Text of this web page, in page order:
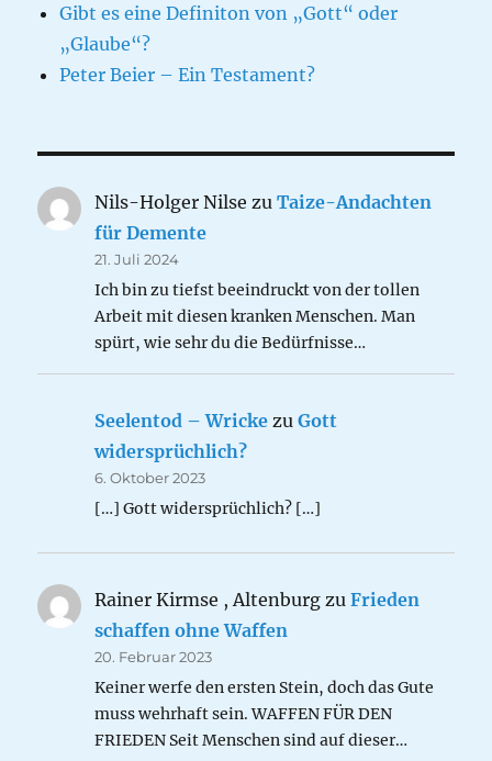
Gibt es eine Definiton von „Gott“ oder
„Glaube“?
Peter Beier – Ein Testament?
Nils-Holger Nilse zuTaize-Andachten
für Demente
21. Juli 2024
Ich bin zu tiefst beeindruckt von der tollen
Arbeit mit diesen kranken Menschen. Man
spürt, wie sehr du die Bedürfnisse…
Seelentod – Wricke zuGott
widersprüchlich?
6. Oktober 2023
[…] Gott widersprüchlich? […]
Rainer Kirmse , Altenburg zuFrieden
schaffen ohne Waffen
20. Februar 2023
Keiner werfe den ersten Stein, doch das Gute
muss wehrhaft sein. WAFFEN FÜR DEN
FRIEDEN Seit Menschen sind auf dieser…